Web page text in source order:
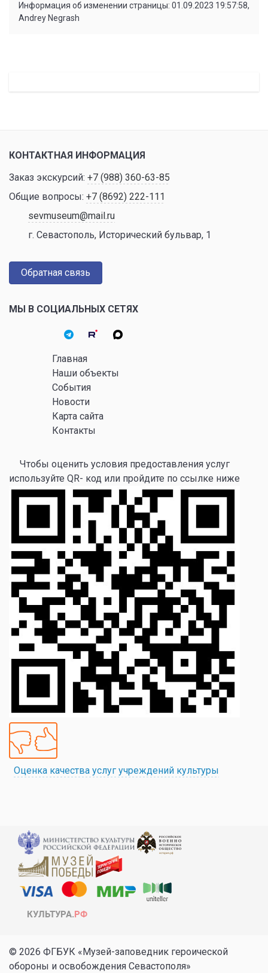
Информация об изменении страницы: 01.09.2023 19:57:58,
Andrey Negrash
КОНТАКТНАЯ ИНФОРМАЦИЯ
Заказ экскурсий: +7 (988) 360-63-85
Общие вопросы: +7 (8692) 222-111
sevmuseum@mail.ru
г. Севастополь, Исторический бульвар, 1
Обратная связь
МЫ В СОЦИАЛЬНЫХ СЕТЯХ
Главная
Наши объекты
События
Новости
Карта сайта
Контакты
Чтобы оценить условия предоставления услуг
используйте QR- код или пройдите по ссылке ниже
Оценка качества услуг учреждений культуры
© 2026 ФГБУК «Музей-заповедник героической
обороны и освобождения Севастополя»